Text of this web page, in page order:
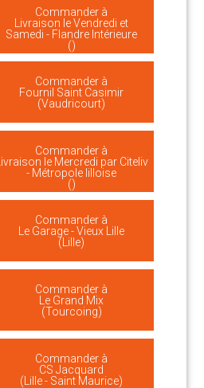
Commander à
Livraison le Vendredi et
Samedi - Flandre Intérieure
()
Commander à
Fournil Saint Casimir
(Vaudricourt)
Commander à
Livraison le Mercredi par Citeliv
- Métropole lilloise
()
Commander à
Le Garage - Vieux Lille
(Lille)
Commander à
Le Grand Mix
(Tourcoing)
Commander à
CS Jacquard
(Lille - Saint Maurice)